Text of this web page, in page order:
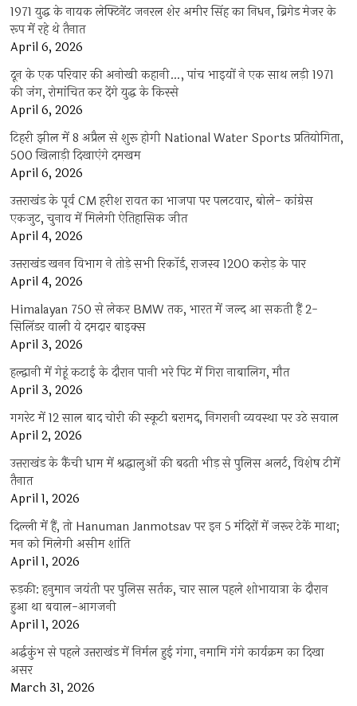
1971 युद्ध के नायक लेफ्टिनेंट जनरल शेर अमीर सिंह का निधन, ब्रिगेड मेजर के
रूप में रहे थे तैनात
April 6, 2026
दून के एक परिवार की अनोखी कहानी…, पांच भाइयों ने एक साथ लड़ी 1971
की जंग, रोमांचित कर देंगे युद्ध के किस्से
April 6, 2026
टिहरी झील में 8 अप्रैल से शुरू होगी National Water Sports प्रतियोगिता,
500 खिलाड़ी दिखाएंगे दमखम
April 6, 2026
उत्तराखंड के पूर्व CM हरीश रावत का भाजपा पर पलटवार, बोले- कांग्रेस
एकजुट, चुनाव में मिलेगी ऐतिहासिक जीत
April 4, 2026
उत्तराखंड खनन विभाग ने तोड़े सभी रिकॉर्ड, राजस्व 1200 करोड़ के पार
April 4, 2026
Himalayan 750 से लेकर BMW तक, भारत में जल्द आ सकती हैं 2-
सिलिंडर वाली ये दमदार बाइक्स
April 3, 2026
हल्द्वानी में गेहूं कटाई के दौरान पानी भरे पिट में गिरा नाबालिग, मौत
April 3, 2026
गगरेट में 12 साल बाद चोरी की स्कूटी बरामद, निगरानी व्यवस्था पर उठे सवाल
April 2, 2026
उत्तराखंड के कैंची धाम में श्रद्धालुओं की बढ़ती भीड़ से पुलिस अलर्ट, विशेष टीमें
तैनात
April 1, 2026
दिल्ली में हैं, तो Hanuman Janmotsav पर इन 5 मंदिरों में जरूर टेकें माथा;
मन को मिलेगी असीम शांति
April 1, 2026
रुड़की: हनुमान जयंती पर पुलिस सर्तक, चार साल पहले शोभायात्रा के दौरान
हुआ था बवाल-आगजनी
April 1, 2026
अर्द्धकुंभ से पहले उत्तराखंड में निर्मल हुई गंगा, नमामि गंगे कार्यक्रम का दिखा
असर
March 31, 2026